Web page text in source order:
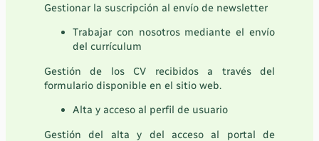
Gestionar la suscripción al envío de newsletter
Trabajar con nosotros mediante el envío
del currículum
Gestión de los CV recibidos a través del
formulario disponible en el sitio web.
Alta y acceso al perfil de usuario
Gestión del alta y del acceso al portal de